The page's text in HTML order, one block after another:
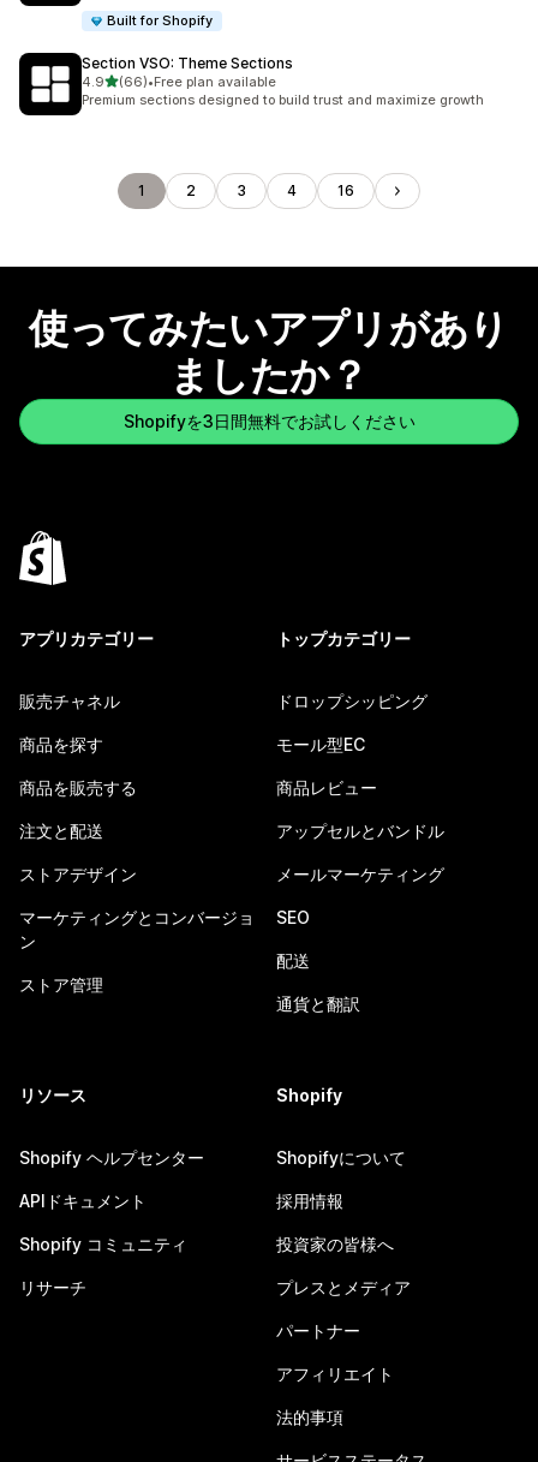
Built for Shopify
Section VSO: Theme Sections
4.95つ星中
(66)
合計レビュー数：66件
•Free plan available
Premium sections designed to build trust and maximize growth
1 2 3 4 16
使ってみたいアプリがあり
ましたか？
Shopifyを3日間無料でお試しください
アプリカテゴリー
販売チャネル
商品を探す
商品を販売する
注文と配送
ストアデザイン
マーケティングとコンバージョ
ン
ストア管理
トップカテゴリー
ドロップシッピング
モール型EC
商品レビュー
アップセルとバンドル
メールマーケティング
SEO
配送
通貨と翻訳
リソース
Shopify ヘルプセンター
APIドキュメント
Shopify コミュニティ
リサーチ
Shopify
Shopifyについて
採用情報
投資家の皆様へ
プレスとメディア
パートナー
アフィリエイト
法的事項